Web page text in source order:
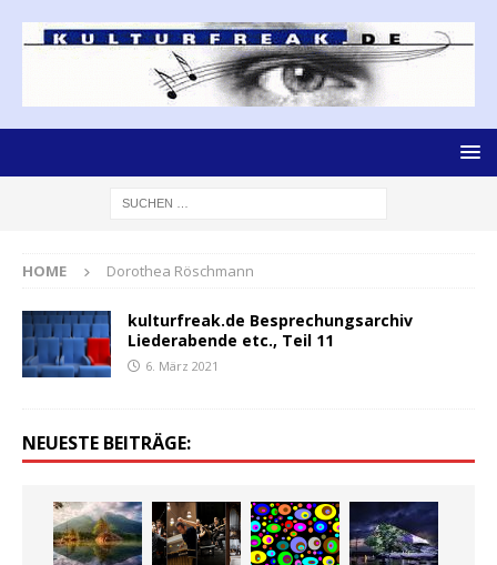
HOME Dorothea Röschmann
kulturfreak.de Besprechungsarchiv
Liederabende etc., Teil 11
6. März 2021
NEUESTE BEITRÄGE: